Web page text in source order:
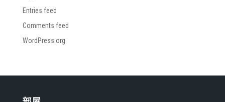
Entries feed
Comments feed
WordPress.org